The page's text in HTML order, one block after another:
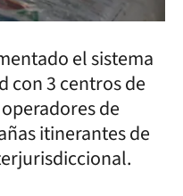
el sistema
con 3 centros de
de
itinerantes de